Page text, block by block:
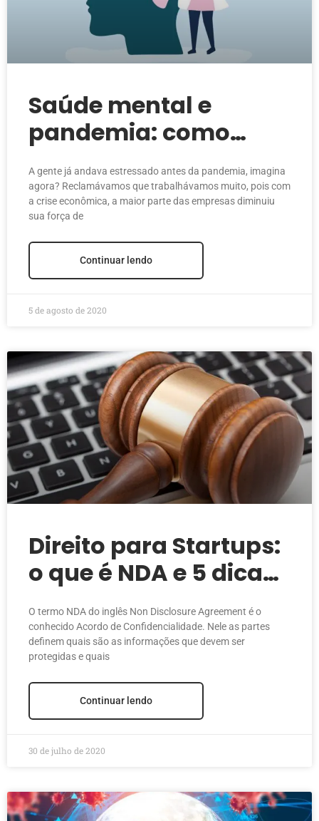
Saúde mental e
pandemia: como
equacionar?
A gente já andava estressado antes da pandemia, imagina
agora? Reclamávamos que trabalhávamos muito, pois com
a crise econômica, a maior parte das empresas diminuiu
sua força de
Continuar lendo
5 de agosto de 2020
Direito para Startups:
o que é NDA e 5 dicas
rápidas
O termo NDA do inglês Non Disclosure Agreement é o
conhecido Acordo de Confidencialidade. Nele as partes
definem quais são as informações que devem ser
protegidas e quais
Continuar lendo
30 de julho de 2020